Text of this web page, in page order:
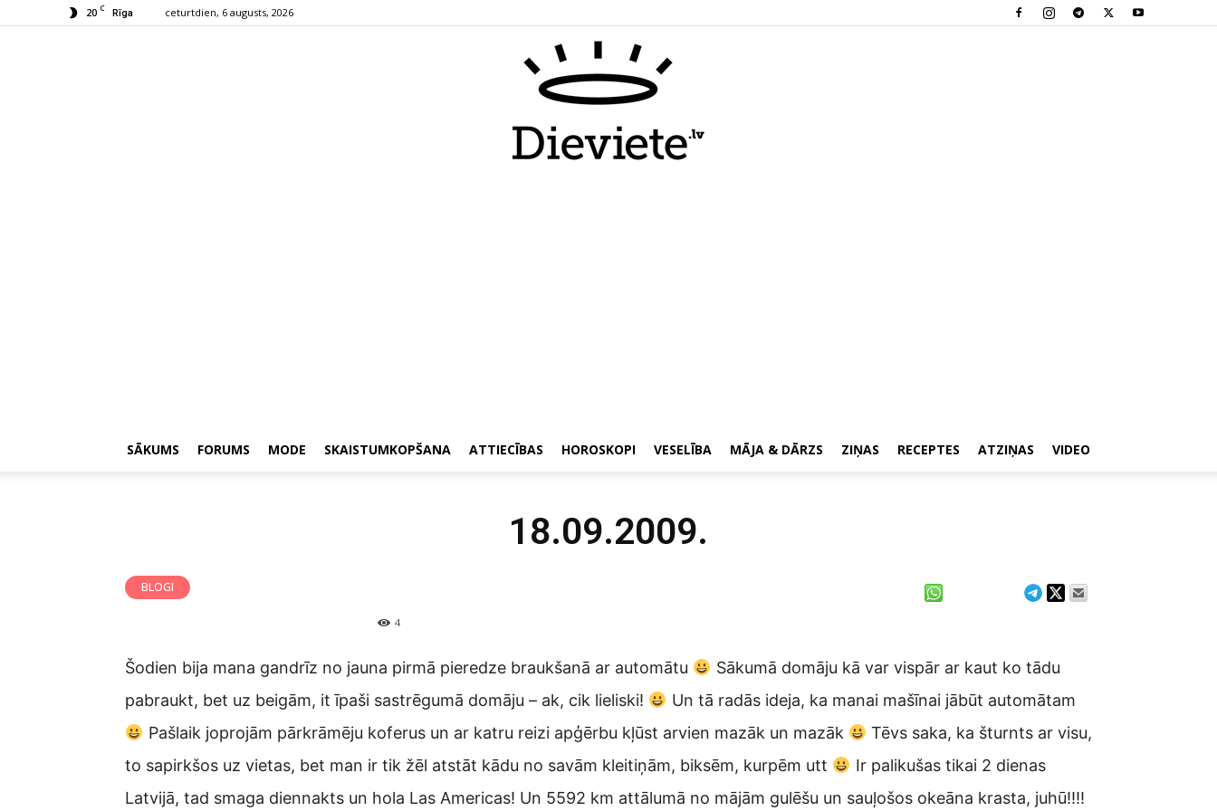
20 C Rīga ceturtdien, 6 augusts, 2026
SĀKUMS FORUMS MODE SKAISTUMKOPŠANA ATTIECĪBAS HOROSKOPI VESELĪBA MĀJA & DĀRZS ZIŅAS RECEPTES ATZIŅAS VIDEO
18.09.2009.
BLOGI
4
Šodien bija mana gandrīz no jauna pirmā pieredze braukšanā ar automātu
Sākumā domāju kā var vispār ar kaut ko tādu
pabraukt, bet uz beigām, it īpaši sastrēgumā domāju – ak, cik lieliski!
Un tā radās ideja, ka manai mašīnai jābūt automātam
Pašlaik joprojām pārkrāmēju koferus un ar katru reizi apģērbu kļūst arvien mazāk un mazāk
Tēvs saka, ka šturnts ar visu,
to sapirkšos uz vietas, bet man ir tik žēl atstāt kādu no savām kleitiņām, biksēm, kurpēm utt
Ir palikušas tikai 2 dienas
Latvijā, tad smaga diennakts un hola Las Americas! Un 5592 km attālumā no mājām gulēšu un sauļošos okeāna krasta, juhū!!!!